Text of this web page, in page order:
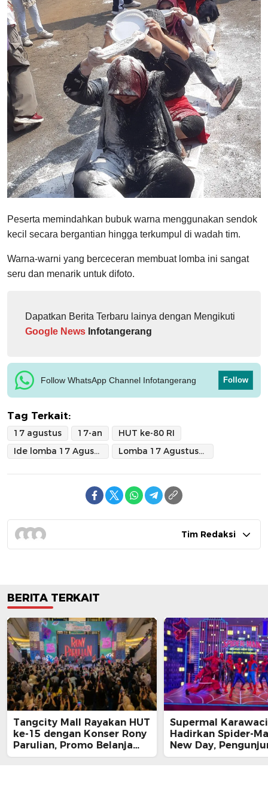
Peserta memindahkan bubuk warna menggunakan sendok
kecil secara bergantian hingga terkumpul di wadah tim.
Warna-warni yang berceceran membuat lomba ini sangat
seru dan menarik untuk difoto.
Dapatkan Berita Terbaru lainya dengan Mengikuti
Google News Infotangerang
Follow WhatsApp Channel Infotangerang Follow
Tag Terkait:
17 agustus 17-an
HUT ke-80 RI
Ide lomba 17 Agustus
Lomba 17 Agustusan
Tim Redaksi
BERITA TERKAIT
Tangcity Mall Rayakan HUT
ke-15 dengan Konser Rony
Parulian, Promo Belanja
hingga Festival Komunitas
Supermal Karawaci
Hadirkan Spider-
New Day,
Main, Bertemu